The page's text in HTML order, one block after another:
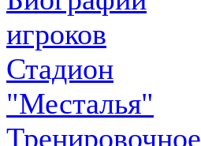
игроков
Стадион
"Месталья"
Тренировочное